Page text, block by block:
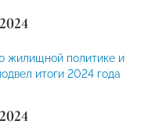
политике и
итоги 2024 года